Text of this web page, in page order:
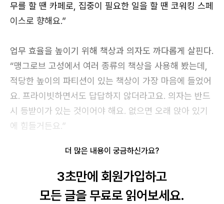
무를 할 땐 카페로, 집중이 필요한 일을 할 땐 코워킹 스페
이스로 향해요.”
업무 효율을 높이기 위해 책상과 의자도 까다롭게 살핀다.
“맹그로브 고성에서 여러 종류의 책상을 사용해 봤는데,
적당한 높이의 파티션이 있는 책상이 가장 마음에 들었어
요. 프라이빗하면서도 답답하지 않더라고요. 의자는 반드
시 등받이가 있는 것이어야 해요. 없으면 오래 앉아 있기
에 힘들거든요.”
더 많은 내용이 궁금하신가요?
3초만에 회원가입하고
모든 글을 무료로 읽어보세요.
회원가입 비밀번호 찾기